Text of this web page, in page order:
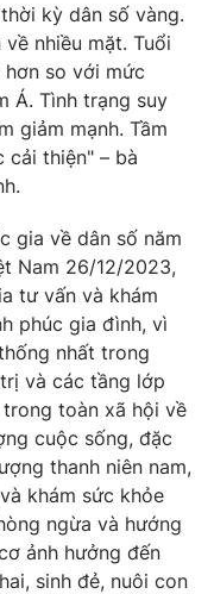
Nam
tử số 483/GP-BTTTT
Phạm Quốc Thắng,
355 932
kỳ dân số vàng.
nhiều mặt. Tuổi
so với mức
Á. Tình trạng suy
giảm mạnh. Tầm
cải thiện" – bà
gia về dân số năm
Nam 26/12/2023,
tư vấn và khám
phúc gia đình, vì
nhất trong
và các tầng lớp
toàn xã hội về
cuộc sống, đặc
thanh niên nam,
khám sức khỏe
ngừa và hướng
ảnh hưởng đến
sinh đẻ, nuôi con